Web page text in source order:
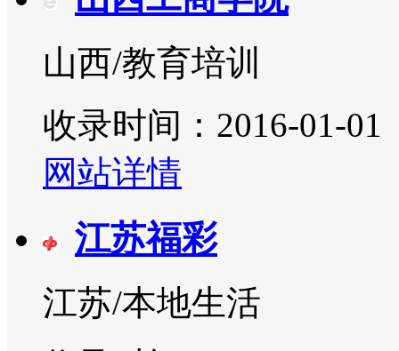
山西/教育培训
收录时间：2016-01-01
网站详情
江苏福彩
江苏/本地生活